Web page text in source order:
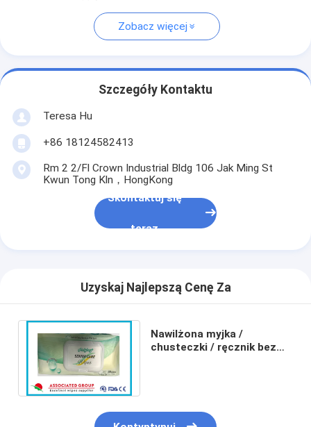
Zobacz więcej
Szczegóły Kontaktu
Teresa Hu
+86 18124582413
Rm 2 2/Fl Crown Industrial Bldg 106 Jak Ming St
Kwun Tong Kln，HongKong
Skontaktuj się
teraz
Uzyskaj Najlepszą Cenę Za
Nawilżona myjka /
chusteczki / ręcznik bez